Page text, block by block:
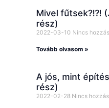
Mivel fűtsek?!?!
rész)
2022-03-10 Nincs
Tovább olvasom »
A jós, mint
rész)
2022-02-28 Nincs